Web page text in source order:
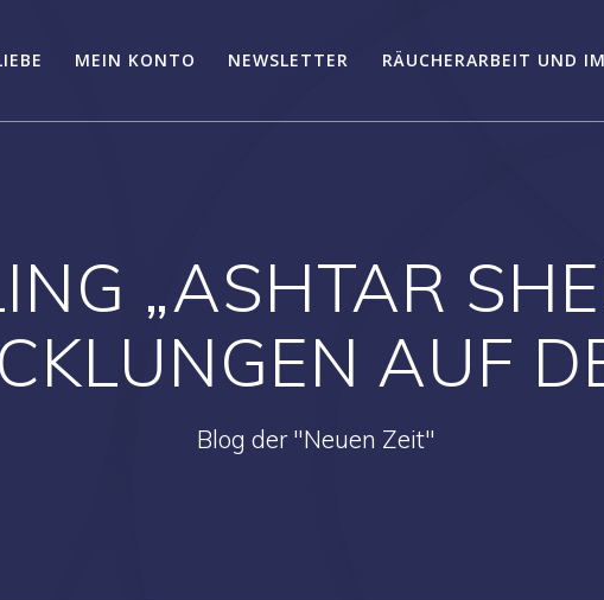
MEIN KONTO NEWSLETTER RÄUCHERARBEIT UND
„ASHTAR
AUF
Blog der "Neuen Zeit"